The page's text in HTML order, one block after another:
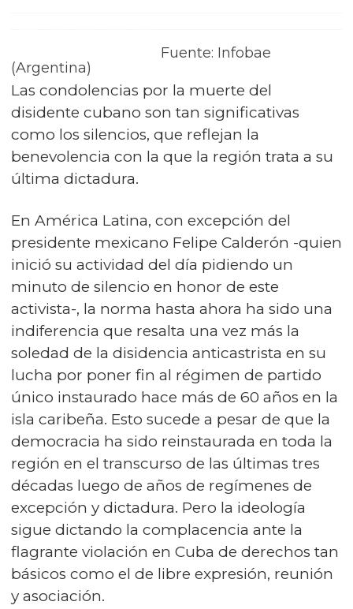
Fuente: Infobae
(Argentina)
Las condolencias por la muerte del
disidente cubano son tan significativas
como los silencios, que reflejan la
benevolencia con la que la región trata a su
última dictadura.
En América Latina, con excepción del
presidente mexicano Felipe Calderón -quien
inició su actividad del día pidiendo un
minuto de silencio en honor de este
activista-, la norma hasta ahora ha sido una
indiferencia que resalta una vez más la
soledad de la disidencia anticastrista en su
lucha por poner fin al régimen de partido
único instaurado hace más de 60 años en la
isla caribeña. Esto sucede a pesar de que la
democracia ha sido reinstaurada en toda la
región en el transcurso de las últimas tres
décadas luego de años de regímenes de
excepción y dictadura. Pero la ideología
sigue dictando la complacencia ante la
flagrante violación en Cuba de derechos tan
básicos como el de libre expresión, reunión
y asociación.